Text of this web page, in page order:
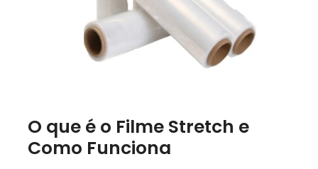
O que é o Filme Stretch e
Como Funciona